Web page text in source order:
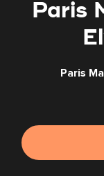
Paris
Paris